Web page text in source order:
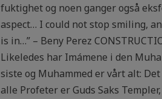
fuktighet og noen ganger også
aspect… I could not stop smiling,
is in…” – Beny Perez
Likeledes har Imámene i den
siste og Muhammed er vårt alt:
alle Profeter er Guds Saks